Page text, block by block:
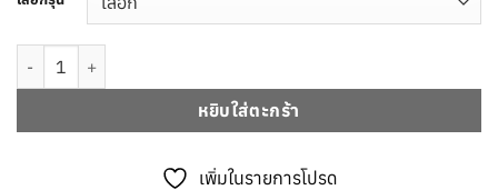
จำนวน iPhone 16 ฟิล์มกระจกใส Active ชนิดเต็มจอ ชิ้น
หยิบใส่ตะกร้า
เพิ่มในรายการโปรด